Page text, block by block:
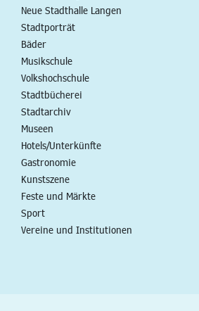
Neue Stadthalle Langen
Stadtporträt
Bäder
Musikschule
Volkshochschule
Stadtbücherei
Stadtarchiv
Museen
Hotels/Unterkünfte
Gastronomie
Kunstszene
Feste und Märkte
Sport
Vereine und Institutionen